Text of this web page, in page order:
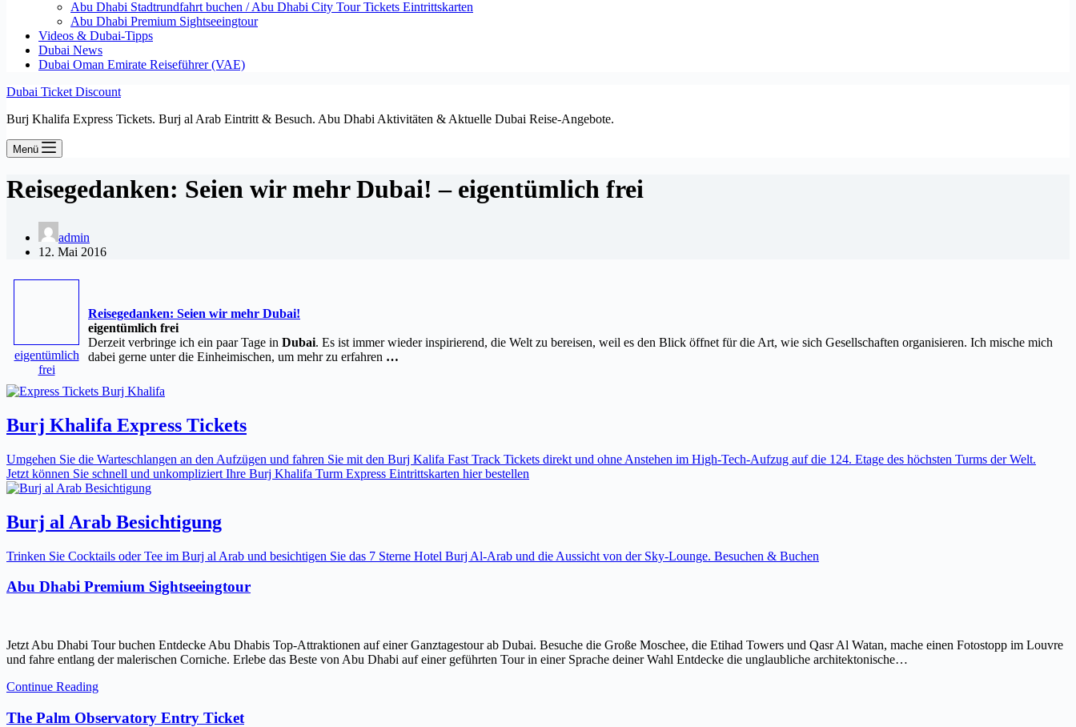
Abu Dhabi Stadtrundfahrt buchen / Abu Dhabi City Tour Tickets Eintrittskarten
Abu Dhabi Premium Sightseeingtour
Videos & Dubai-Tipps
Dubai News
Dubai Oman Emirate Reiseführer (VAE)
Dubai Ticket Discount
Burj Khalifa Express Tickets. Burj al Arab Eintritt & Besuch. Abu Dhabi Aktivitäten & Aktuelle Dubai Reise-Angebote.
Menü
Reisegedanken: Seien wir mehr Dubai! – eigentümlich frei
admin
12. Mai 2016
eigentümlich
frei
Reisegedanken: Seien wir mehr Dubai!
eigentümlich frei
Derzeit verbringe ich ein paar Tage in Dubai. Es ist immer wieder inspirierend, die Welt zu bereisen, weil es den Blick öffnet für die Art, wie sich Gesellschaften organisieren. Ich mische mich
dabei gerne unter die Einheimischen, um mehr zu erfahren …
Burj Khalifa Express Tickets
Umgehen Sie die Warteschlangen an den Aufzügen und fahren Sie mit den Burj Kalifa Fast Track Tickets direkt und ohne Anstehen im High-Tech-Aufzug auf die 124. Etage des höchsten Turms der Welt.
Jetzt können Sie schnell und unkompliziert Ihre Burj Khalifa Turm Express Eintrittskarten hier bestellen
Burj al Arab Besichtigung
Trinken Sie Cocktails oder Tee im Burj al Arab und besichtigen Sie das 7 Sterne Hotel Burj Al-Arab und die Aussicht von der Sky-Lounge. Besuchen & Buchen
Abu Dhabi Premium Sightseeingtour
Jetzt Abu Dhabi Tour buchen Entdecke Abu Dhabis Top-Attraktionen auf einer Ganztagestour ab Dubai. Besuche die Große Moschee, die Etihad Towers und Qasr Al Watan, mache einen Fotostopp im Louvre
und fahre entlang der malerischen Corniche. Erlebe das Beste von Abu Dhabi auf einer geführten Tour in einer Sprache deiner Wahl Entdecke die unglaubliche architektonische…
Continue Reading
The Palm Observatory Entry Ticket